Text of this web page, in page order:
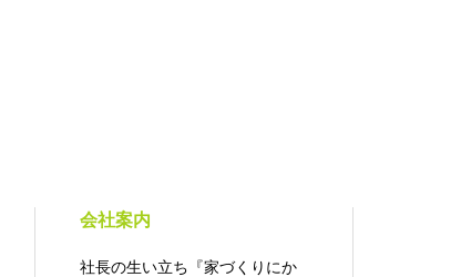
会社案内
社長の生い立ち『家づくりにか